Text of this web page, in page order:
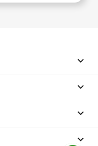



keyboard_arrow_down